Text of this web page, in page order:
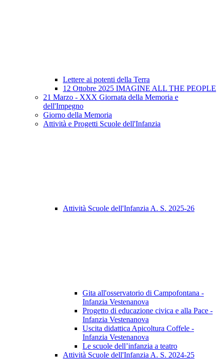
Lettere ai potenti della Terra
12 Ottobre 2025 IMAGINE ALL THE PEOPLE
21 Marzo - XXX Giornata della Memoria e
dell'Impegno
Giorno della Memoria
Attività e Progetti Scuole dell'Infanzia
Attività Scuole dell'Infanzia A. S. 2025-26
Gita all'osservatorio di Campofontana -
Infanzia Vestenanova
Progetto di educazione civica e alla Pace -
Infanzia Vestenanova
Uscita didattica Apicoltura Coffele -
Infanzia Vestenanova
Le scuole dell’infanzia a teatro
Attività Scuole dell'Infanzia A. S. 2024-25